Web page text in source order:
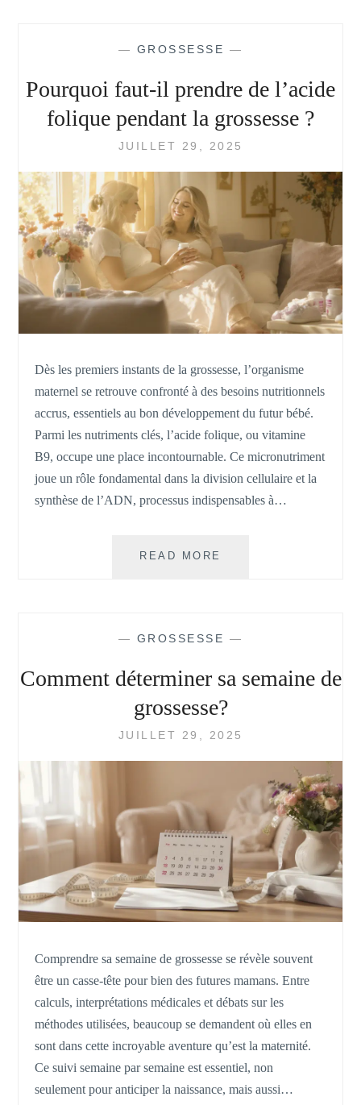
?
— GROSSESSE —
Pourquoi faut-il prendre de l’acide
folique pendant la grossesse ?
JUILLET 29, 2025
Dès les premiers instants de la grossesse, l’organisme
maternel se retrouve confronté à des besoins nutritionnels
accrus, essentiels au bon développement du futur bébé.
Parmi les nutriments clés, l’acide folique, ou vitamine
B9, occupe une place incontournable. Ce micronutriment
joue un rôle fondamental dans la division cellulaire et la
synthèse de l’ADN, processus indispensables à…
READ MORE
L’ACIDE
PENDANT
GROSSESSE
?
— GROSSESSE —
Comment déterminer sa semaine de
grossesse?
JUILLET 29, 2025
Comprendre sa semaine de grossesse se révèle souvent
être un casse-tête pour bien des futures mamans. Entre
calculs, interprétations médicales et débats sur les
méthodes utilisées, beaucoup se demandent où elles en
sont dans cette incroyable aventure qu’est la maternité.
Ce suivi semaine par semaine est essentiel, non
seulement pour anticiper la naissance, mais aussi…